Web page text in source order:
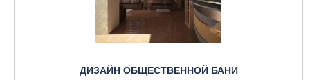
ДИЗАЙН ОБЩЕСТВЕННОЙ БАНИ